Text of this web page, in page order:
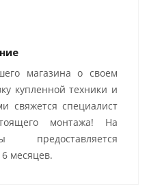
магазина о своем
купленной техники и
свяжется специалист
монтажа! На
предоставляется
месяцев.